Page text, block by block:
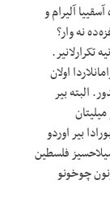
آلیرام و
نه وار؟
تکرارلانیر.
اولان
البته بیر
بیر اوردو
فلسطین
چوخونو